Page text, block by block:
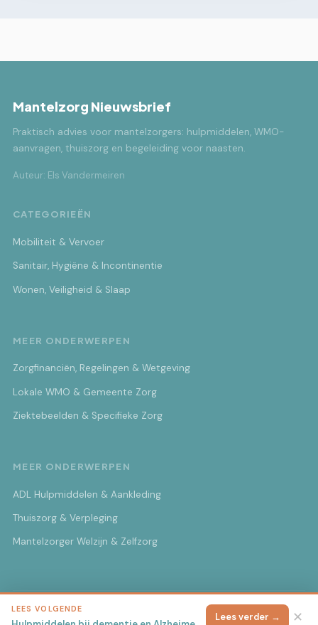
Mantelzorg Nieuwsbrief
Praktisch advies voor mantelzorgers: hulpmiddelen, WMO-
aanvragen, thuiszorg en begeleiding voor naasten.
Auteur: Els Vandermeiren
CATEGORIEËN
Mobiliteit & Vervoer
Sanitair, Hygiëne & Incontinentie
Wonen, Veiligheid & Slaap
MEER ONDERWERPEN
Zorgfinanciën, Regelingen & Wetgeving
Lokale WMO & Gemeente Zorg
Ziektebeelden & Specifieke Zorg
MEER ONDERWERPEN
ADL Hulpmiddelen & Aankleding
Thuiszorg & Verpleging
Mantelzorger Welzijn & Zelfzorg
© 2026 Mantelzorg Nieuwsbrief Alle rechten voorbehouden.
LEES VOLGENDE
Lees verder → ✕